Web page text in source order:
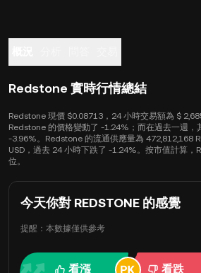
Redstone 實時行情總結
Redstone 現價 $0.08713，24 小時交易額為 $
Redstone 的價格變動了 -1.24%；而在過去一週，
-3.96%。Redstone 的流通供應量為 472,812,168
USD，過去 24 小時下跌了 -1.24%。按市值計算
位。
今天你對 REDSTONE 的感覺
提醒：本數據僅供參考
看漲 看跌